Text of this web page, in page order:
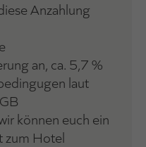
Anzahlung
an, ca. 5,7 %
laut
können euch ein
zum Hotel